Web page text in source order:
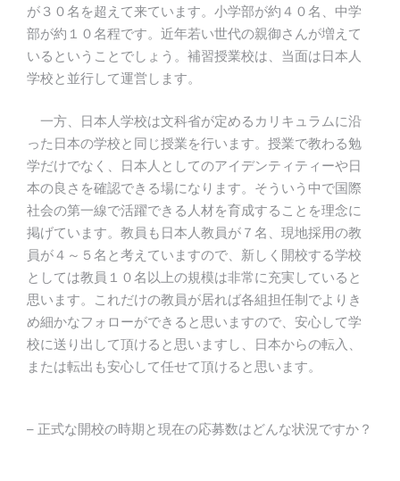
が３０名を超えて来ています。小学部が約４０名、中学
部が約１０名程です。近年若い世代の親御さんが増えて
いるということでしょう。補習授業校は、当面は日本人
学校と並行して運営します。
一方、日本人学校は文科省が定めるカリキュラムに沿
った日本の学校と同じ授業を行います。授業で教わる勉
学だけでなく、日本人としてのアイデンティティーや日
本の良さを確認できる場になります。そういう中で国際
社会の第一線で活躍できる人材を育成することを理念に
掲げています。教員も日本人教員が７名、現地採用の教
員が４～５名と考えていますので、新しく開校する学校
としては教員１０名以上の規模は非常に充実していると
思います。これだけの教員が居れば各組担任制でよりき
め細かなフォローができると思いますので、安心して学
校に送り出して頂けると思いますし、日本からの転入、
または転出も安心して任せて頂けると思います。
– 正式な開校の時期と現在の応募数はどんな状況ですか？